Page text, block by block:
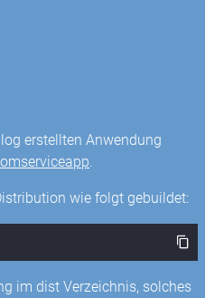
erstellten Anwendung
wie folgt gebuildet:
im dist Verzeichnis, solches